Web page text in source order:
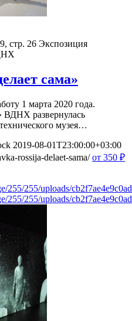
стр. 26 Экспозиция
сама»
1 марта 2020 года.
ВДНХ развернулась
музея…
2019-08-01T23:00:00+03:00
rossija-delaet-sama/ от 350 ₽
255/255/uploads/
255/255/uploads/